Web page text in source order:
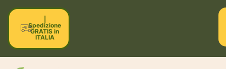
Spedizione
GRATIS in
ITALIA